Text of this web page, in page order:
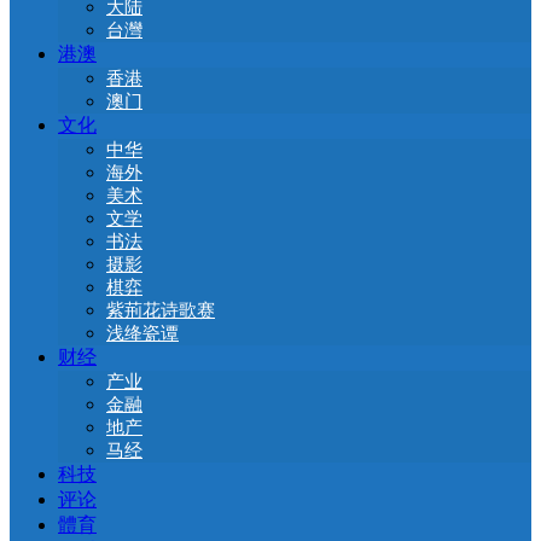
大陆
台灣
港澳
香港
澳门
文化
中华
海外
美术
文学
书法
摄影
棋弈
紫荊花诗歌赛
浅绛瓷谭
财经
产业
金融
地产
马经
科技
评论
體育